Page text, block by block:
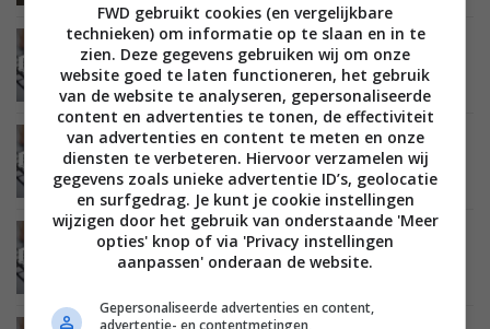
MOBILE
Office 2013 RT gaat nog niet soepel samen met
Microsoft’s Surface
MOBILE 20 OKTOBER 2012
Microsoft begint uitrol updates voor volledige
versie Office 2013 RT
MOBILE 14 SEPTEMBER 2012
Microsoft geeft meer details over Office 2013
voor Windows RT tablets
FWD gebruikt cookies (en vergelijkbare
technieken) om informatie op te slaan en in te
zien. Deze gegevens gebruiken wij om onze
website goed te laten functioneren, het gebruik
van de website te analyseren, gepersonaliseerde
content en advertenties te tonen, de effectiviteit
van advertenties en content te meten en onze
diensten te verbeteren. Hiervoor verzamelen wij
gegevens zoals unieke advertentie ID’s, geolocatie
en surfgedrag. Je kunt je cookie instellingen
wijzigen door het gebruik van onderstaande 'Meer
opties' knop of via 'Privacy instellingen
aanpassen' onderaan de website.
Gepersonaliseerde advertenties en content,
advertentie- en contentmetingen,